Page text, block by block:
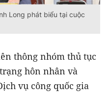
Long phát biểu tại cuộc
thông nhóm thủ tục
hôn nhân và
vụ công quốc gia